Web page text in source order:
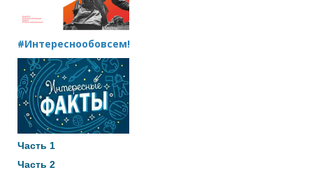
#Интереснообовсем!
Часть 1
Часть 2